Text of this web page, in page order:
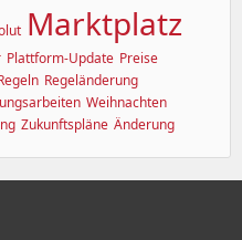
Marktplatz
Plattform-Update Preise
Regeländerung
Weihnachten
Zukunftspläne Änderung